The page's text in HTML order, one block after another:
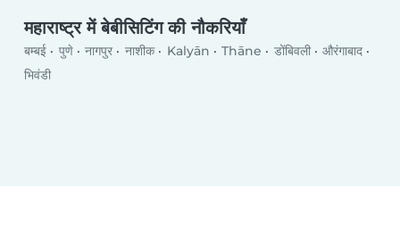
महाराष्ट्र में बेबीसिटिंग की नौकरियाँ
बम्बई पुणे नागपुर नाशीक Kalyān Thāne डोंबिवली
औरंगाबाद
भिवंडी